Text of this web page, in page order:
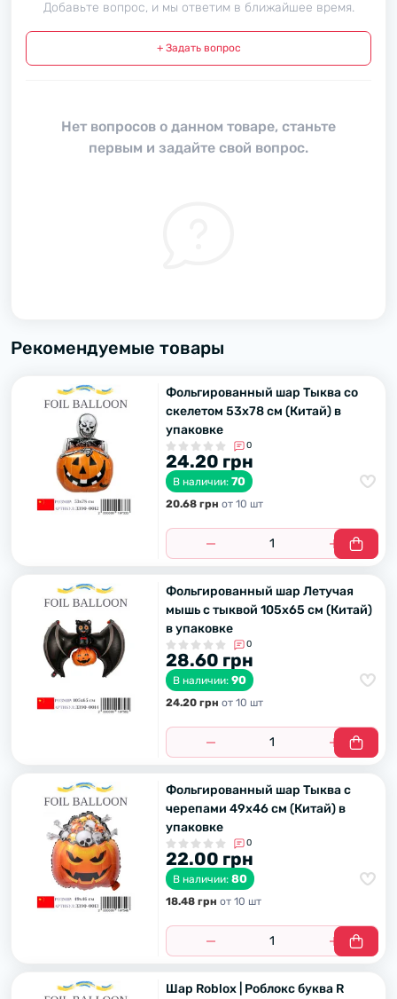
Добавьте вопрос, и мы ответим в ближайшее время.
+ Задать вопрос
Нет вопросов о данном товаре, станьте
первым и задайте свой вопрос.
Рекомендуемые товары
Фольгированный шар Тыква со
скелетом 53х78 см (Китай) в
упаковке
0
24.20 грн
В наличии: 70
20.68 грн от 10 шт
Фольгированный шар Летучая
мышь с тыквой 105х65 см (Китай)
в упаковке
0
28.60 грн
В наличии: 90
24.20 грн от 10 шт
Фольгированный шар Тыква с
черепами 49х46 см (Китай) в
упаковке
0
22.00 грн
В наличии: 80
18.48 грн от 10 шт
Шар Roblox | Роблокс буква R